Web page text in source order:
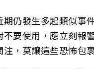
期仍發生多起類似事
要使用，應立刻報
，莫讓這些恐怖包